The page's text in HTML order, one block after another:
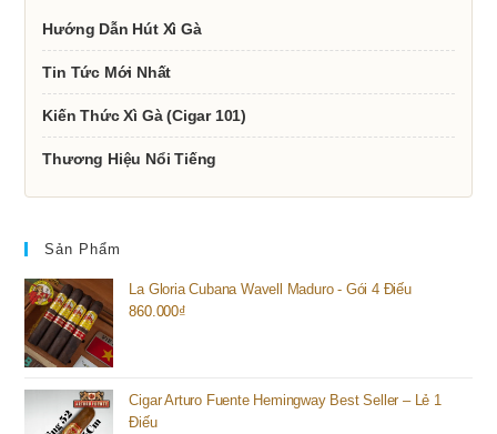
Hướng Dẫn Hút Xì Gà
Tin Tức Mới Nhất
Kiến Thức Xì Gà (Cigar 101)
Thương Hiệu Nổi Tiếng
Sản Phẩm
La Gloria Cubana Wavell Maduro - Gói 4 Điếu
860.000₫
Cigar Arturo Fuente Hemingway Best Seller – Lẻ 1
Điếu